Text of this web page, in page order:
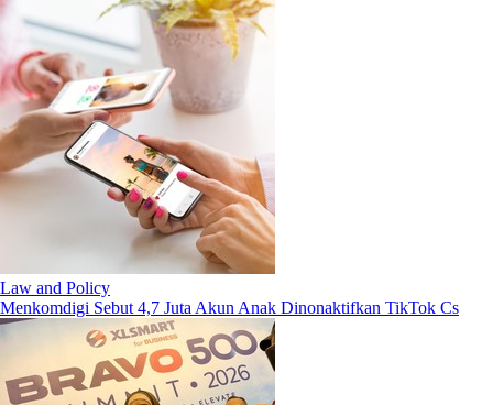
Law and Policy
Menkomdigi Sebut 4,7 Juta Akun Anak Dinonaktifkan TikTok Cs